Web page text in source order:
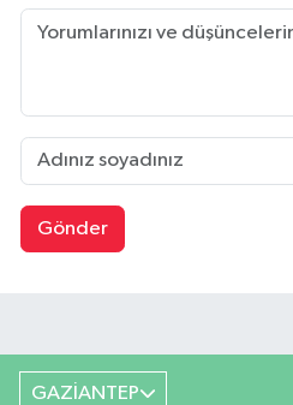
Gönder
GAZİANTEP